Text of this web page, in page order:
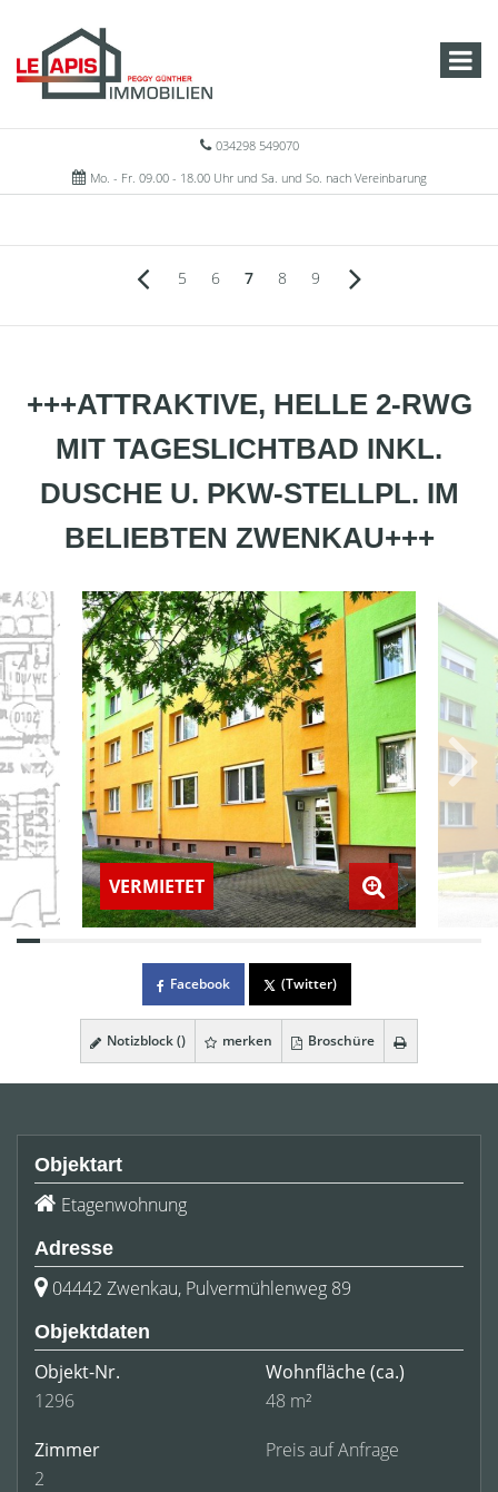
034298 549070
Mo. - Fr. 09.00 - 18.00 Uhr und Sa. und So. nach Vereinbarung
5 6 7 8 9
+++ATTRAKTIVE, HELLE 2-RWG
MIT TAGESLICHTBAD INKL.
DUSCHE U. PKW-STELLPL. IM
BELIEBTEN ZWENKAU+++
VERMIETET
Facebook (Twitter)
Notizblock () merken Broschüre
Objektart
Etagenwohnung
Adresse
04442 Zwenkau, Pulvermühlenweg 89
Objektdaten
Objekt-Nr.
1296
Wohnfläche(ca.)
48 m²
Zimmer
2
Preis auf Anfrage